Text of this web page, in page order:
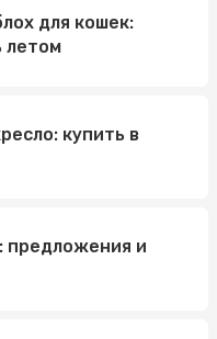
для кошек:
летом
купить в
предложения и